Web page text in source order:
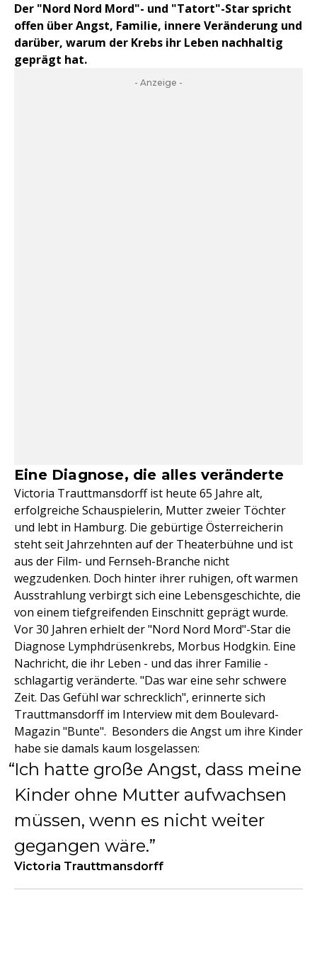
Der "Nord Nord Mord"- und "Tatort"-Star spricht
offen über Angst, Familie, innere Veränderung und
darüber, warum der Krebs ihr Leben nachhaltig
geprägt hat.
- Anzeige -
Eine Diagnose, die alles veränderte
Victoria Trauttmansdorff ist heute 65 Jahre alt,
erfolgreiche Schauspielerin, Mutter zweier Töchter
und lebt in Hamburg. Die gebürtige Österreicherin
steht seit Jahrzehnten auf der Theaterbühne und ist
aus der Film- und Fernseh-Branche nicht
wegzudenken. Doch hinter ihrer ruhigen, oft warmen
Ausstrahlung verbirgt sich eine Lebensgeschichte, die
von einem tiefgreifenden Einschnitt geprägt wurde.
Vor 30 Jahren erhielt der "Nord Nord Mord"-Star die
Diagnose Lymphdrüsenkrebs, Morbus Hodgkin. Eine
Nachricht, die ihr Leben - und das ihrer Familie -
schlagartig veränderte. "Das war eine sehr schwere
Zeit. Das Gefühl war schrecklich", erinnerte sich
Trauttmansdorff im Interview mit dem Boulevard-
Magazin "Bunte". Besonders die Angst um ihre Kinder
habe sie damals kaum losgelassen:
Ich hatte große Angst, dass meine
Kinder ohne Mutter aufwachsen
müssen, wenn es nicht weiter
gegangen wäre.
Victoria Trauttmansdorff